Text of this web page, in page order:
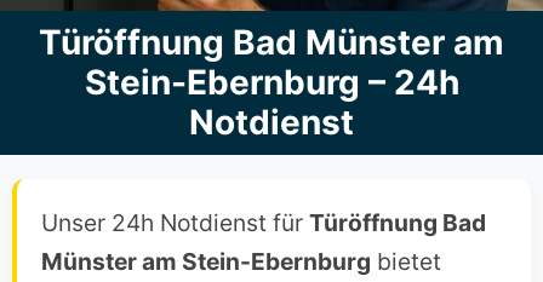
Türöffnung Bad Münster am
Stein-Ebernburg – 24h
Notdienst
Unser 24h Notdienst für Türöffnung Bad
Münster am Stein-Ebernburg bietet